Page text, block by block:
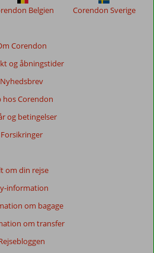
Corendon
og åbningstider
Nyhedsbrev
hos Corendon
og betingelser
Forsikringer
om din rejse
information
om bagage
om transfer
Belgien Corendon Sverige